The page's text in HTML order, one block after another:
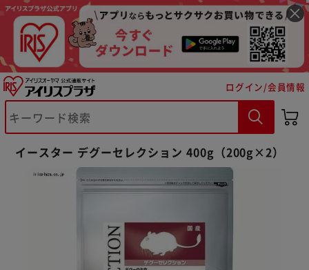
ログイン/会員情報
イースター デグーセレクション 400g（200g×2）
※ご確認ください
カートに入れる 購入手続きへ